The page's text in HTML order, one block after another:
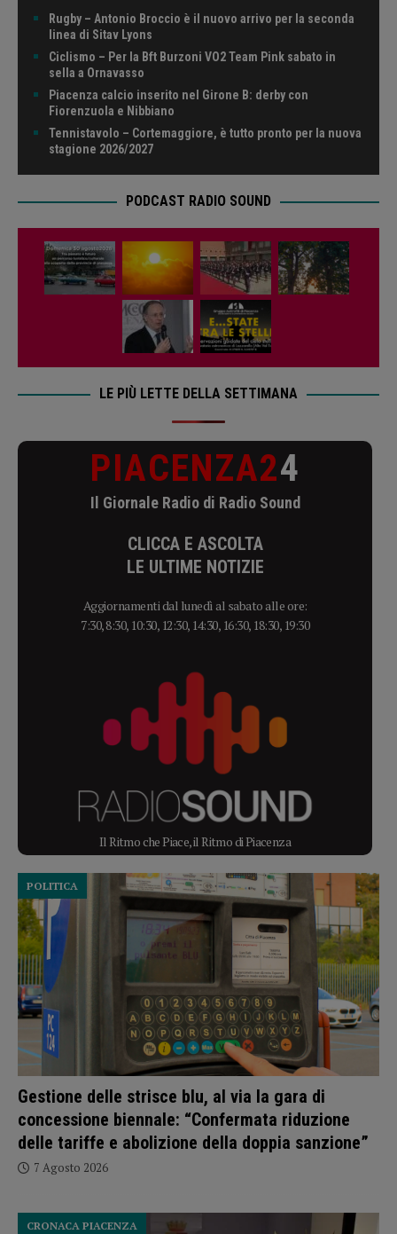
Rugby – Antonio Broccio è il nuovo arrivo per la seconda
linea di Sitav Lyons
Ciclismo – Per la Bft Burzoni VO2 Team Pink sabato in
sella a Ornavasso
Piacenza calcio inserito nel Girone B: derby con
Fiorenzuola e Nibbiano
Tennistavolo – Cortemaggiore, è tutto pronto per la nuova
stagione 2026/2027
PODCAST RADIO SOUND
LE PIÙ LETTE DELLA SETTIMANA
PIACENZA24
Il Giornale Radio di Radio Sound
CLICCA E ASCOLTA
LE ULTIME NOTIZIE
Aggiornamenti dal lunedì al sabato alle ore:
7:30, 8:30, 10:30, 12:30, 14:30, 16:30, 18:30, 19:30
Il Ritmo che Piace, il Ritmo di Piacenza
Gestione delle strisce blu, al via la gara di
concessione biennale: “Confermata riduzione
delle tariffe e abolizione della doppia sanzione”
POLITICA
7 Agosto 2026
CRONACA PIACENZA